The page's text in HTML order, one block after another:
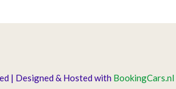
| Designed & Hosted with BookingCars.nl